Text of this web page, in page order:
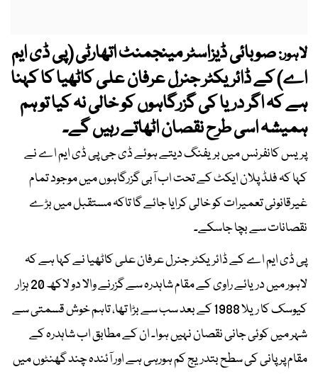
لاہور:صوبائی ڈیزاسٹر مینجمنٹ اتھارٹی (پی ڈی ایم
اے) کے ڈائریکٹر جنرل عرفان علی کاٹھیا کا کہنا
ہے کہ اگر دریا کی گزرگاہوں کو خالی نہ کیا تو ہم
ہمیشہ اسی طرح نقصان اٹھاتے رہیں گے۔
پریس کانفرنس میں بریفنگ دیتے ہوئے ڈی جی پی ڈی ایم اے نے
کہا کہ فلڈ پلان ایکٹ کے تحت اب آبی گزرگاہوں میں موجود تمام
غیرقانونی تعمیرات کو خالی کرایا جائے گا تاکہ مستقبل میں بڑے
نقصانات سے بچا جاسکے۔
پی ڈی ایم اے کے ڈائریکٹر جنرل عرفان علی کاٹھیا نے کہا ہے کہ
لاہور میں دریائے راوی کے مقام شاہدرہ سے گزرنے والا دو لاکھ 20 ہزار
کیوسک کا ریلا 1988 کے بعد سب سے بڑا تھا، تاہم خوش قسمتی سے
شہر میں کوئی جانی نقصان نہیں ہوا۔ ان کے مطابق اب شاہدرہ کے
مقام پر پانی کی سطح بتدریج کم ہورہی ہے اور آئندہ چند گھنٹوں میں